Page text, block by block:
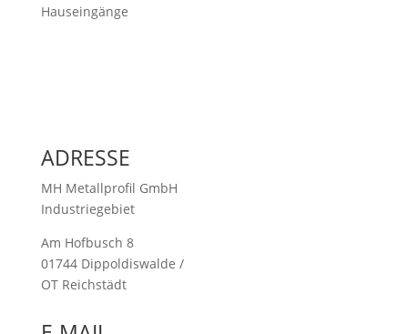
Hauseingänge
ADRESSE
MH Metallprofil GmbH
Industriegebiet
Am Hofbusch 8
01744 Dippoldiswalde /
OT Reichstädt